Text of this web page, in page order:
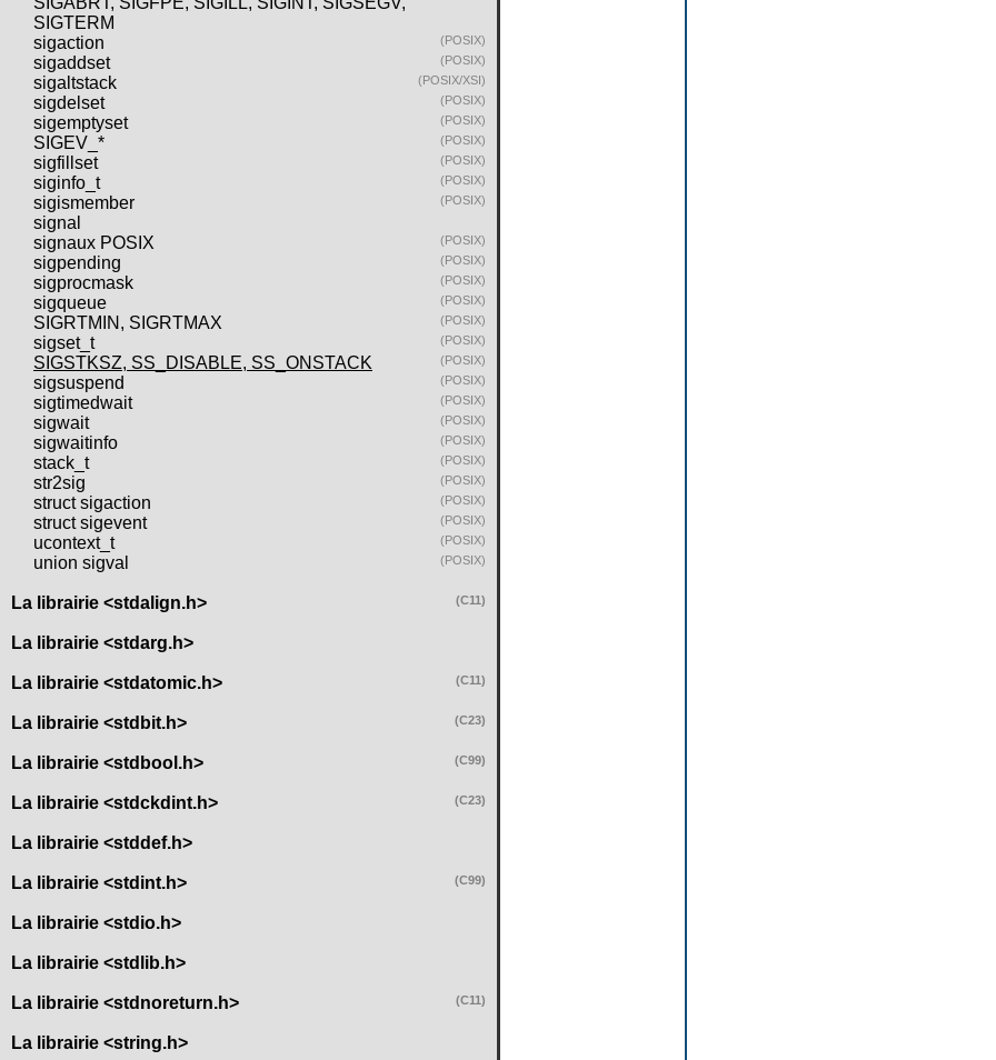
SIGTERM
sigaction
(POSIX)
sigaddset (POSIX)
sigaltstack (POSIX/XSI)
sigdelset (POSIX)
sigemptyset (POSIX)
SIGEV_* (POSIX)
sigfillset (POSIX)
siginfo_t (POSIX)
sigismember (POSIX)
signal
signaux POSIX
(POSIX)
sigpending (POSIX)
sigprocmask (POSIX)
sigqueue (POSIX)
SIGRTMIN, SIGRTMAX (POSIX)
sigset_t (POSIX)
SIGSTKSZ, SS_DISABLE, SS_ONSTACK (POSIX)
sigsuspend (POSIX)
sigtimedwait (POSIX)
sigwait (POSIX)
sigwaitinfo (POSIX)
stack_t (POSIX)
str2sig (POSIX)
struct sigaction (POSIX)
struct sigevent (POSIX)
ucontext_t (POSIX)
union sigval (POSIX)
La librairie <stdalign.h> (C11)
La librairie <stdarg.h>
La librairie <stdatomic.h> (C11)
La librairie <stdbit.h> (C23)
La librairie <stdbool.h> (C99)
La librairie <stdckdint.h> (C23)
La librairie <stddef.h>
La librairie <stdint.h> (C99)
La librairie <stdio.h>
La librairie <stdlib.h>
La librairie <stdnoreturn.h> (C11)
La librairie <string.h>